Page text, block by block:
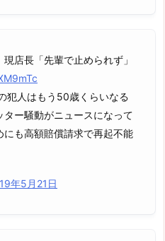
店長「先輩で止められず」
犯人はもう50歳くらいなる
ー騒動がニュースになって
も高額賠償請求で再起不能
年5月21日